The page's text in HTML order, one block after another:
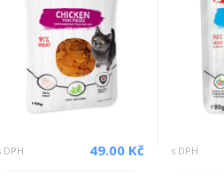
DPH 49.00 Kč s DPH